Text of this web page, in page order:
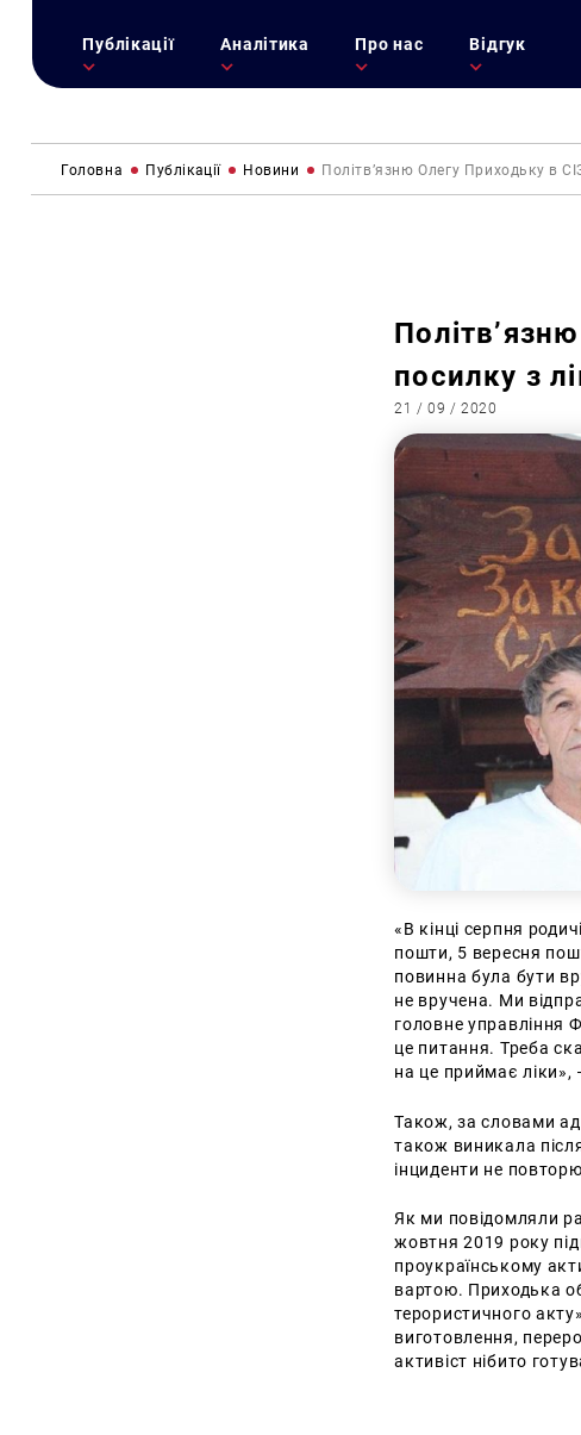
Публікації Аналітика Про нас Відгук
Головна Публікації Новини Політв’язню Олегу Приходьку в
посилку з
21 / 09 / 2020
«В кінці серпня
пошти, 5 вересня
повинна була бути
не вручена. Ми
головне управління
це питання. Треба
на це приймає
Також, за словами
також виникала
інциденти не
Як ми повідомляли
жовтня 2019 року
проукраїнському
вартою. Приходька
терористичного
виготовлення,
активіст нібито